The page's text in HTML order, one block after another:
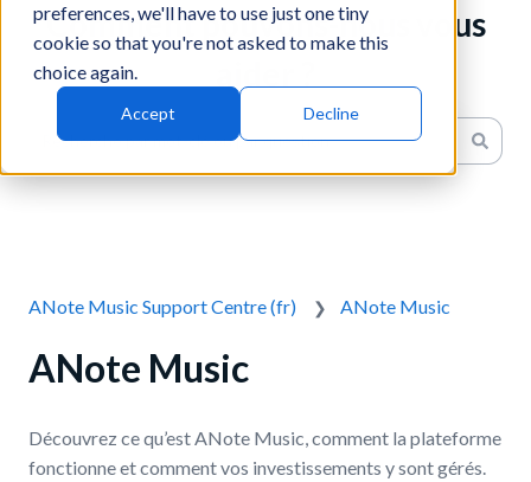
preferences, we'll have to use just one tiny
cookie so that you're not asked to make this
choice again.
Accept Decline
Comment pouvons-nous vous
Il n'y a aucune suggestion car le champ de recherche est
ANote Music Support Centre (fr) ANote Music
ANote Music
Découvrez ce qu’est ANote Music, comment la plateforme
fonctionne et comment vos investissements y sont gérés.